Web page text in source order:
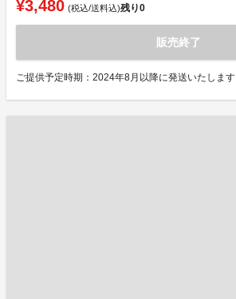
¥3,480 (税込/送料込)残り0
販売終了
ご提供予定時期：2024年8月以降に発送いたします